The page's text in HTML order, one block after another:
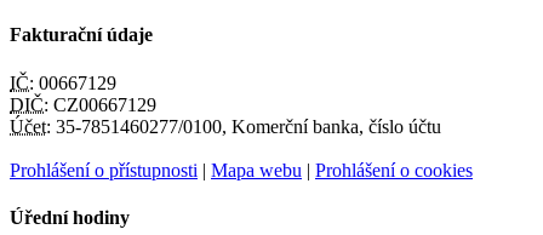
Fakturační údaje
IČ: 00667129
DIČ: CZ00667129
Účet: 35-7851460277/0100, Komerční banka, číslo účtu
Prohlášení o přístupnosti | Mapa webu | Prohlášení o cookies
Úřední hodiny